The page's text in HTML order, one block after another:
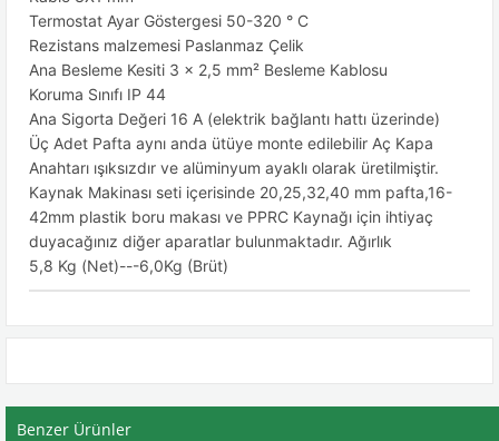
Termostat Ayar Göstergesi 50-320 ° C
Rezistans malzemesi Paslanmaz Çelik
Ana Besleme Kesiti 3 x 2,5 mm² Besleme Kablosu
Koruma Sınıfı IP 44
Ana Sigorta Değeri 16 A (elektrik bağlantı hattı üzerinde)
Üç Adet Pafta aynı anda ütüye monte edilebilir Aç Kapa
Anahtarı ışıksızdır ve alüminyum ayaklı olarak üretilmiştir.
Kaynak Makinası seti içerisinde 20,25,32,40 mm pafta,16-
42mm plastik boru makası ve PPRC Kaynağı için ihtiyaç
duyacağınız diğer aparatlar bulunmaktadır. Ağırlık
5,8 Kg (Net)---6,0Kg (Brüt)
Benzer Ürünler